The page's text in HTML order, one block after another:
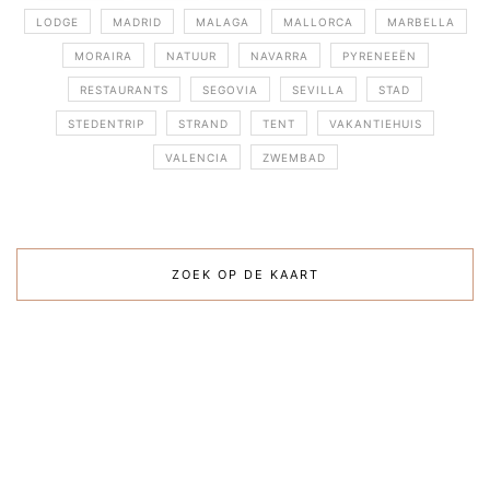
LODGE MADRID MALAGA MALLORCA MARBELLA
MORAIRA NATUUR NAVARRA PYRENEEËN
RESTAURANTS SEGOVIA SEVILLA STAD
STEDENTRIP STRAND TENT VAKANTIEHUIS
VALENCIA ZWEMBAD
ZOEK OP DE KAART